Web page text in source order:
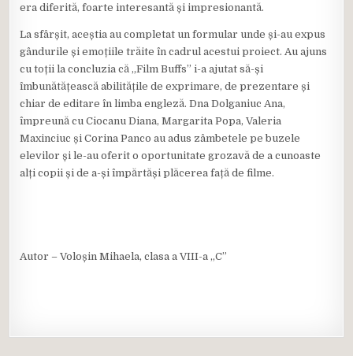
era diferită, foarte interesantă și impresionantă.
La sfârșit, aceștia au completat un formular unde și-au expus
gândurile și emoțiile trăite în cadrul acestui proiect. Au ajuns
cu toții la concluzia că „Film Buffs” i-a ajutat să-și
îmbunătățească abilitățile de exprimare, de prezentare și
chiar de editare în limba engleză. Dna Dolganiuc Ana,
împreună cu Ciocanu Diana, Margarita Popa, Valeria
Maxinciuc și Corina Panco au adus zâmbetele pe buzele
elevilor și le-au oferit o oportunitate grozavă de a cunoaste
alți copii și de a-și împărtăși plăcerea față de filme.
Autor – Voloșin Mihaela, clasa a VIII-a „C”